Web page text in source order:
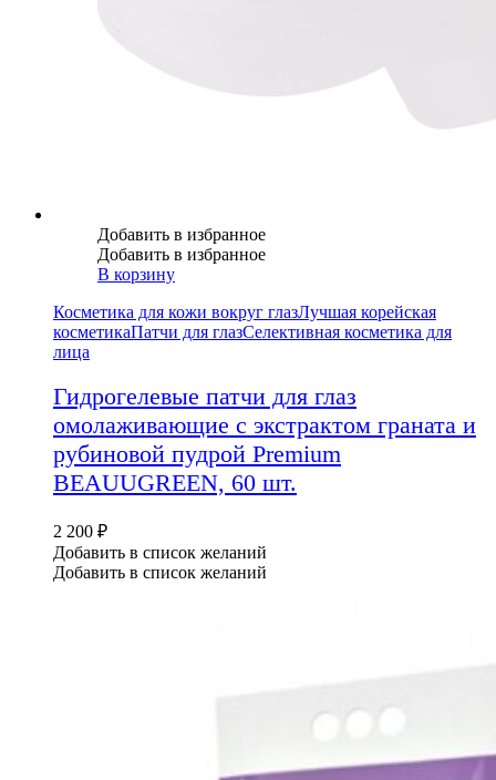
Добавить в избранное
Добавить в избранное
В корзину
Косметика для кожи вокруг глазЛучшая корейская
косметикаПатчи для глазСелективная косметика для
лица
Гидрогелевые патчи для глаз
омолаживающие с экстрактом граната и
рубиновой пудрой Premium
BEAUUGREEN, 60 шт.
2 200 ₽
Добавить в список желаний
Добавить в список желаний